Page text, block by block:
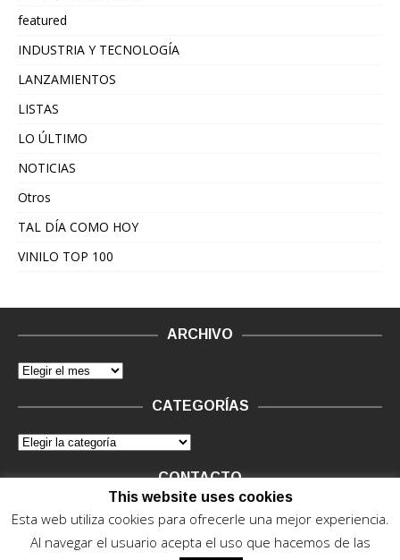
featured
INDUSTRIA Y TECNOLOGÍA
LANZAMIENTOS
LISTAS
LO ÚLTIMO
NOTICIAS
Otros
TAL DÍA COMO HOY
VINILO TOP 100
ARCHIVO
CATEGORÍAS
CONTACTO
Vinilo Negro.Consultas de anunciantes y Legal, en vinilo at
This website uses cookies
Esta web utiliza cookies para ofrecerle una mejor experiencia.
Al navegar el usuario acepta el uso que hacemos de las